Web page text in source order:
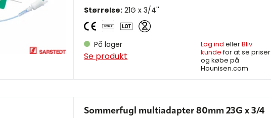
Størrelse: 21G x 3/4''
På lager
Se produkt
Log ind ellerBliv
kundefor at se priser
og købe på
Hounisen.com
Sommerfugl multiadapter 80mm 23G x 3/4